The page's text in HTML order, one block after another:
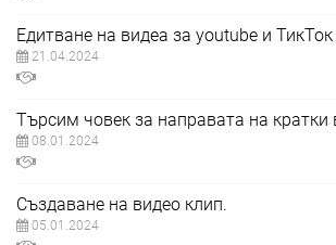
Едитване на видеа за youtube и ТикТок
21.04.2024
Търсим човек за направата на кратки
08.01.2024
Създаване на видео клип.
05.01.2024